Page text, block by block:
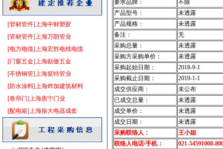
[管材管件]上海中财塑胶
[管材管件]上海万朗管业
[电力电缆]上海宏胜电线电缆
[门窗五金]上海励傲五金
[不锈钢管]上海挺特管业
[防水涂料]上海烨加建筑材料
[卷帘门]上海惠宁门业
[配电箱]上海振大电器成套
供水设备
变配电 [采购中]
低压电器 [采购中]
低压电器 [采购中]
给排水管件 [采购中]
装饰石材 [采购中]
火灾自动报警系统 [采购中]
阀门组件 [采购中]
玻璃幕墙 [采购中]
变配电
日光灯
[采购中]
要求品牌：
不限
产品型号：
未透露
产品规格：
未透露
备注：
无
采购总量：
未透露
采购方采购单价：
未透露
采购起始日期：
2018-9-1
采购截止日期：
2019-1-1
成交供应商：
未公布
已成交总量：
未透露
成交单价：
未透露
成交日期：
未透露
采购联络人：
王小姐
联络人电话/手机：
021-54591008-